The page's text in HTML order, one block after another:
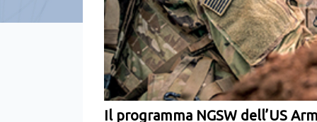
Il programma NGSW dell’US